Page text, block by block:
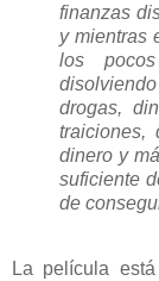
finanzas
y mientras
los
drogas,
traiciones,
dinero y
suficiente
de
La película